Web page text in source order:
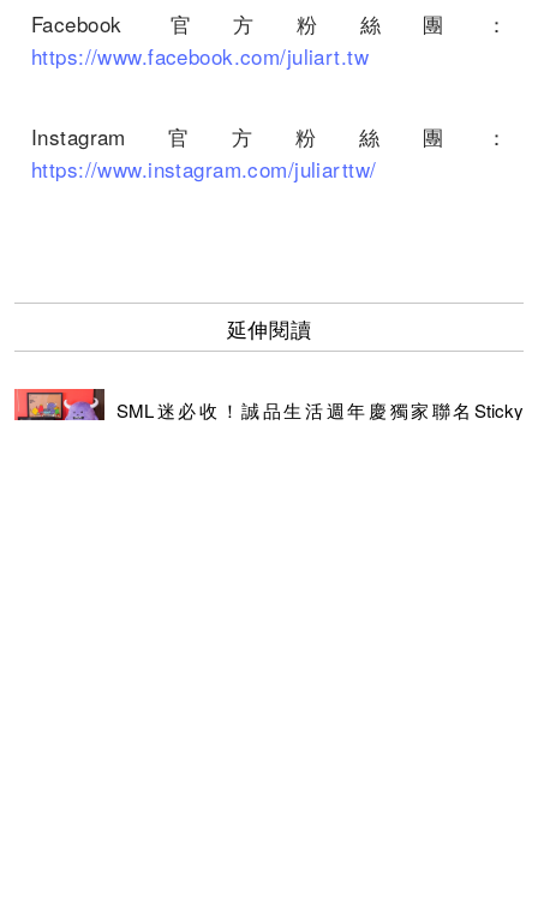
Facebook 官方粉絲團：
https://www.facebook.com/juliart.tw
Instagram官方粉絲團：
https://www.instagram.com/juliarttw/
延伸閱讀
SML迷必收！誠品生活週年慶獨家聯名Sticky